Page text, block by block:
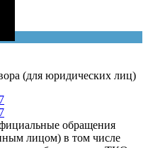
(для юридических лиц)
обращения
лицом) в том числе